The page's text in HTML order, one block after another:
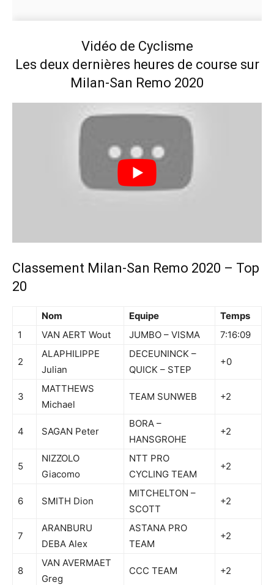
Vidéo de Cyclisme
Les deux dernières heures de course sur
Milan-San Remo 2020
Classement Milan-San Remo 2020 – Top
20
Nom Equipe
Temps
1
VAN AERT Wout JUMBO – VISMA 7:16:09
2
ALAPHILIPPE
Julian
DECEUNINCK –
QUICK – STEP
+0
3
MATTHEWS
Michael
TEAM SUNWEB +2
4 SAGAN Peter
BORA –
HANSGROHE
+2
5
NIZZOLO
Giacomo
NTT PRO
CYCLING TEAM
+2
6 SMITH Dion
MITCHELTON –
SCOTT
+2
7
ARANBURU
DEBA Alex
ASTANA PRO
TEAM
+2
8
VAN AVERMAET
Greg
CCC TEAM +2